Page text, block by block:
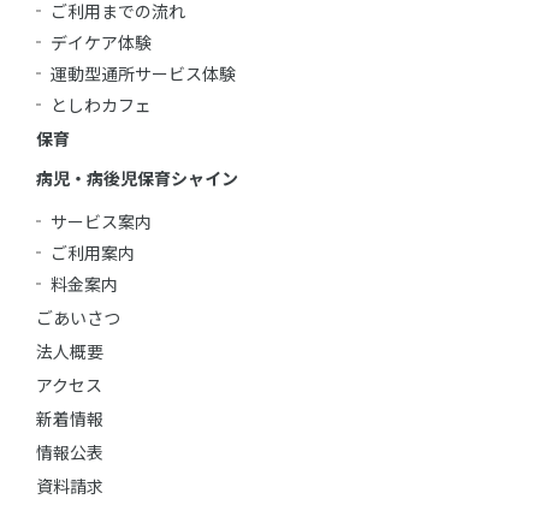
ご利用までの流れ
デイケア体験
運動型通所サービス体験
としわカフェ
保育
病児・病後児保育シャイン
サービス案内
ご利用案内
料金案内
ごあいさつ
法人概要
アクセス
新着情報
情報公表
資料請求